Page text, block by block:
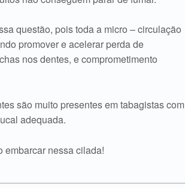
questão, pois toda a micro – circulação
promover e acelerar perda de
nos dentes, e comprometimento
são muito presentes em tabagistas com
adequada.
embarcar nessa cilada!